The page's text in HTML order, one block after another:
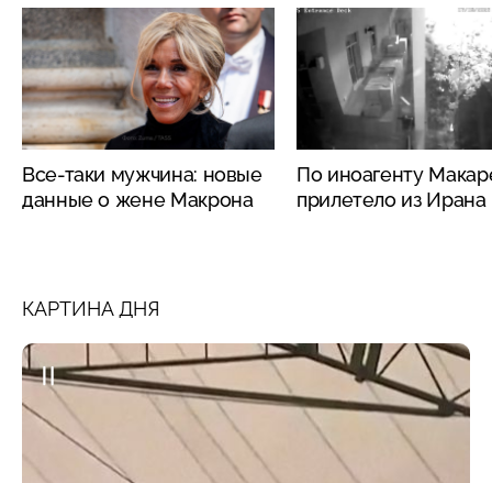
Все-таки мужчина: новые
данные о жене Макрона
По иноагенту
прилетело из Ирана
КАРТИНА ДНЯ